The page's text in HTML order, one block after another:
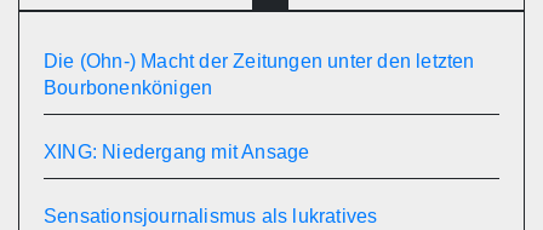
Die (Ohn-) Macht der Zeitungen unter den letzten
Bourbonenkönigen
XING: Niedergang mit Ansage
Sensationsjournalismus als lukratives